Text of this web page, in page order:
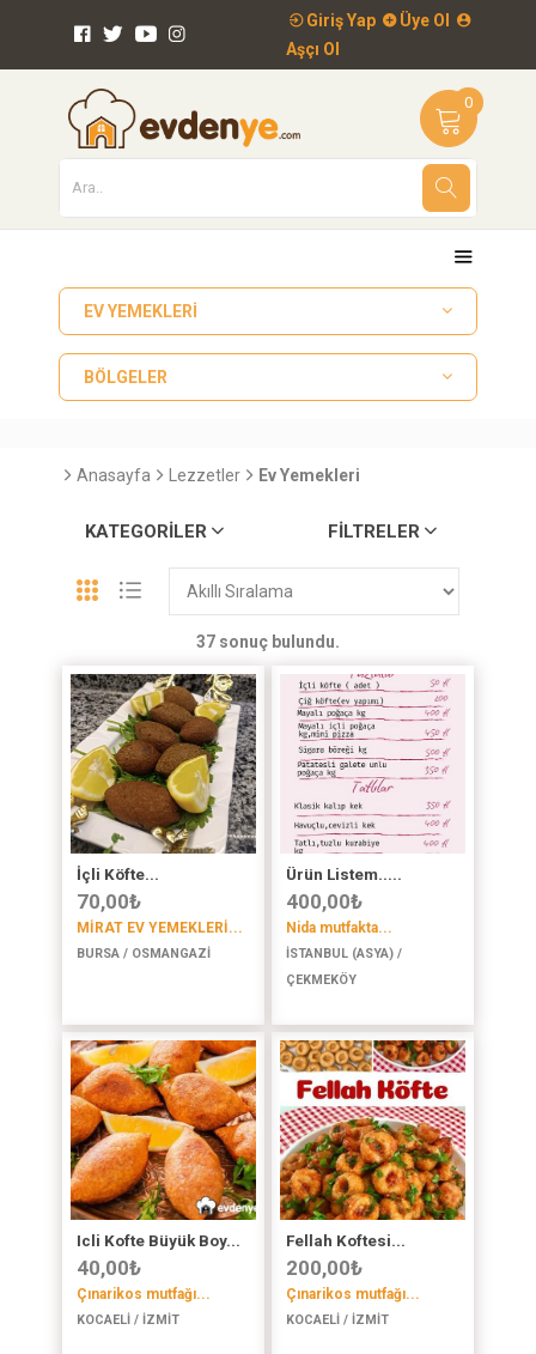
Giriş Yap
Üye Ol
Aşçı Ol
0
EV YEMEKLERI
BÖLGELER
Anasayfa Lezzetler Ev Yemekleri
KATEGORILER FILTRELER
37 sonuç bulundu.
İçli Köfte...
70,00₺
MİRAT EV YEMEKLERİ...
BURSA / OSMANGAZİ
Ürün Listem.....
400,00₺
Nida mutfakta...
İSTANBUL (ASYA) /
ÇEKMEKÖY
Icli Kofte Büyük Boy...
40,00₺
Çınarikos mutfağı...
KOCAELİ / İZMİT
Fellah Koftesi...
200,00₺
Çınarikos mutfağı...
KOCAELİ / İZMİT